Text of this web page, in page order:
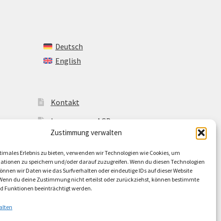
Zustimmung verwalten
Erlebnis zu bieten, verwenden wir Technologien wie Cookies, um
zu speichern und/oder darauf zuzugreifen. Wenn du diesen Technologien
wir Daten wie das Surfverhalten oder eindeutige IDs auf dieser Website
du deine Zustimmung nicht erteilst oder zurückziehst, können bestimmte
Funktionen beeinträchtigt werden.
Deutsch
English
Kontakt
Impressum + AGB
Cookie-Richtlinie (EU)